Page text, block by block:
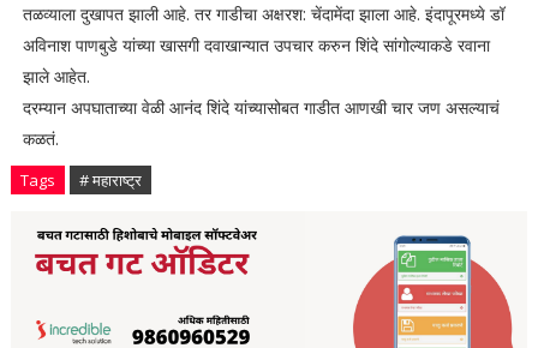
तळव्याला दुखापत झाली आहे. तर गाडीचा अक्षरश: चेंदामेंदा झाला आहे. इंदापूरमध्ये डॉ
अविनाश पाणबुडे यांच्या खासगी दवाखान्यात उपचार करुन शिंदे सांगोल्याकडे रवाना
झाले आहेत.
दरम्यान अपघाताच्या वेळी आनंद शिंदे यांच्यासोबत गाडीत आणखी चार जण असल्याचं
कळतं.
Tags # महाराष्ट्र